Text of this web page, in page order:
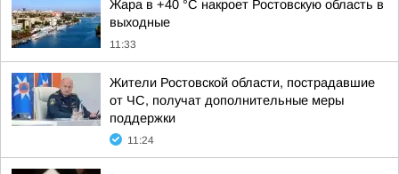
Жара в +40 °С накроет Ростовскую область в
выходные
11:33
Жители Ростовской области, пострадавшие
от ЧС, получат дополнительные меры
поддержки
11:24